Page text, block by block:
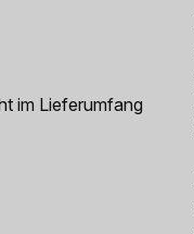
im Lieferumfang